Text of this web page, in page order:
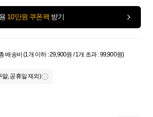
10만원 쿠폰팩 받기
배송비 (1개 이하 : 29,900원 / 1개 초과 : 99,900원)
말, 공휴일 제외)